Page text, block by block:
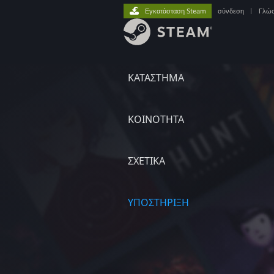
ΚΑΤΑΣΤΗΜΑ
ΚΟΙΝΟΤΗΤΑ
ΣΧΕΤΙΚΆ
ΥΠΟΣΤΗΡΙΞΗ
Εγκατάσταση Steam σύνδεση